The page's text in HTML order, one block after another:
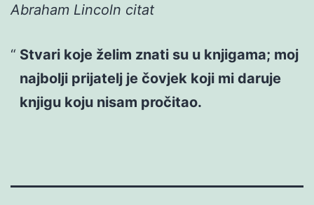
Abraham Lincoln citat
Stvari koje želim znati su u knjigama; moj
najbolji prijatelj je čovjek koji mi daruje
knjigu koju nisam pročitao.